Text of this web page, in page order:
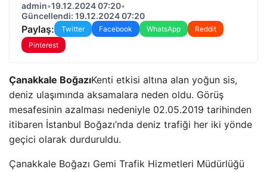
admin•19.12.2024 07:20•
Güncellendi: 19.12.2024 07:20
Paylaş: Twitter Facebook WhatsApp
Reddit
Pinterest
Çanakkale BoğazıKenti etkisi altına alan yoğun sis,
deniz ulaşımında aksamalara neden oldu. Görüş
mesafesinin azalması nedeniyle 02.05.2019 tarihinden
itibaren İstanbul Boğazı’nda deniz trafiği her iki yönde
geçici olarak durduruldu.
Çanakkale Boğazı Gemi Trafik Hizmetleri Müdürlüğü